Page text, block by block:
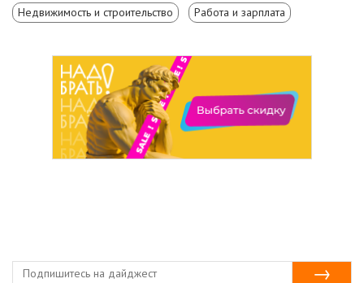
Недвижимость и строительство Работа и зарплата